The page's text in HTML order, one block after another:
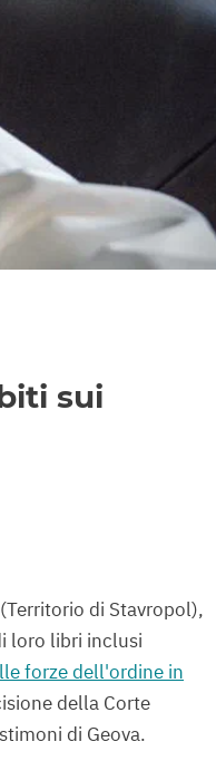
sui
di Stavropol),
loro libri inclusi
forze dell'ordine in
della Corte
di Geova.